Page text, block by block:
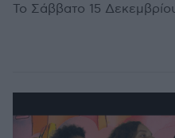
Το Σάββατο 15